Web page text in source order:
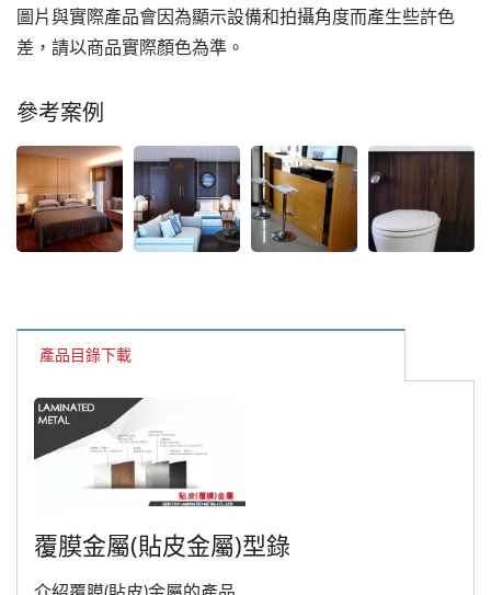
圖片與實際產品會因為顯示設備和拍攝角度而產生些許色
差，請以商品實際顏色為準。
參考案例
產品目錄下載
覆膜金屬(貼皮金屬)型錄